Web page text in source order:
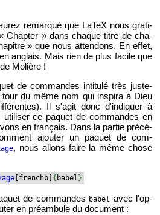
re­mar­qué que LaTeX nous gra­ti­
Chap­ter » dans chaque titre de cha­
» que nous at­ten­dons. En effet,
an­glais. Mais rien de plus fa­cile que
Mo­lière !
de com­mandes in­ti­tulé très jus­te­
du même nom qui ins­pira à Dieu
Il s'agit donc d'in­di­quer à
uti­li­ser ce pa­quet de com­mandes en
en fran­çais. Dans la par­tie pré­cé­
ajou­ter un pa­quet de com­
, nous al­lons faire la même chose
[frenchb] { babel }
de com­mandes babel avec l'op­
en pré­am­bule du do­cu­ment :